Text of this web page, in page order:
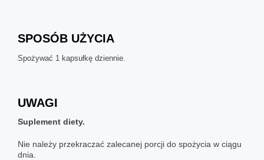
SPOSÓB UŻYCIA
Spożywać 1 kapsułkę dziennie.
UWAGI
Suplement diety.
Nie należy przekraczać zalecanej porcji do spożycia w ciągu
dnia.